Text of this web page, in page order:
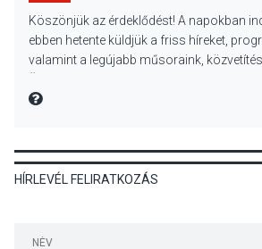
Mi a pszichológia, és
van rá szükségünk? –
Beszélgetés a Kacsakő
KULTÚRA
Különleges csillagles
Köszönjük az érdeklődést! A napokban
ebben hetente küldjük a friss híreket,
valamint a legújabb műsoraink,
MIRE MONDTA
HÍRLEVÉL FELIRATKOZÁS